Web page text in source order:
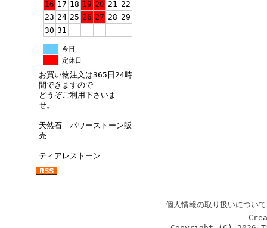
16 17 18 19 20 21 22
23 24 25 26 27 28 29
30 31
今日
定休日
お買い物注文は365日24時
間できますので
どうぞご利用下さいま
せ。
天然石｜パワーストーン販
売
ティアレストーン
個人情報の取り扱いについて